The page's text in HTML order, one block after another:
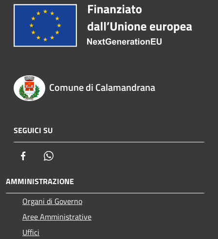
Comune di Calamandrana
SEGUICI SU
Facebook
AMMINISTRAZIONE
Organi di Governo
Aree Amministrative
Uffici